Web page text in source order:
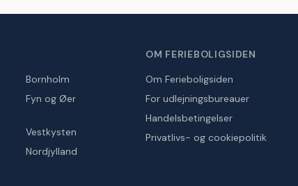
Bornholm
Fyn og Øer
Vestkysten
Nordjylland
OM FERIEBOLIGSIDEN
Om Ferieboligsiden
For udlejningsbureauer
Handelsbetingelser
Privatlivs- og cookiepolitik